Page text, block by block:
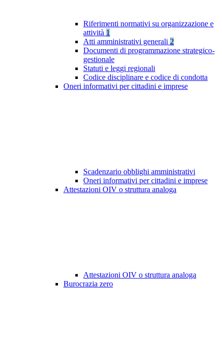
Riferimenti normativi su organizzazione e
attività 1
Atti amministrativi generali 2
Documenti di programmazione strategico-
gestionale
Statuti e leggi regionali
Codice disciplinare e codice di condotta
Oneri informativi per cittadini e imprese
Scadenzario obblighi amministrativi
Oneri informativi per cittadini e imprese
Attestazioni OIV o struttura analoga
Attestazioni OIV o struttura analoga
Burocrazia zero